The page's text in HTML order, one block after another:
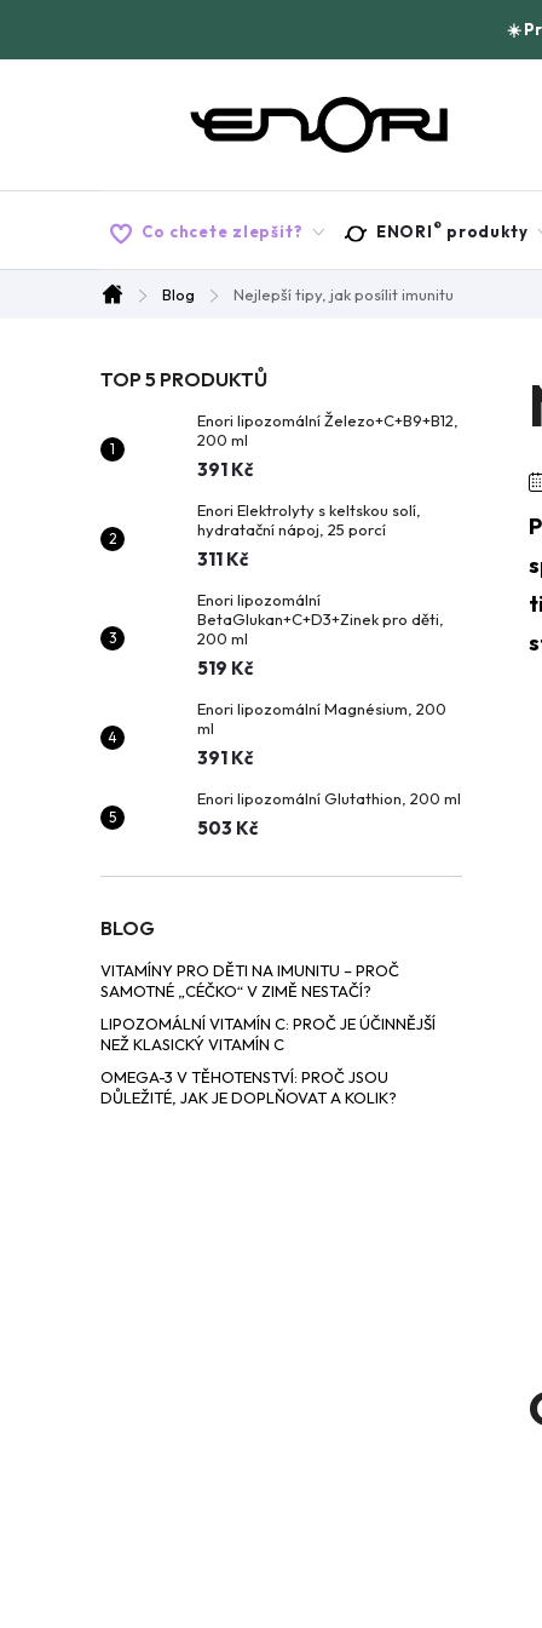
na
☀️
Co chcete zlepšit? ENORI ® produkty
Domů
Blog Nejlepší tipy, jak posílit imunitu
P
o
s
r
n
n
í
p
a
n
e
TOP 5 PRODUKTŮ
Enori lipozomální Železo+C+B9+B12,
200 ml
391 Kč
Enori Elektrolyty s keltskou solí,
hydratační nápoj, 25 porcí
311 Kč
Enori lipozomální
BetaGlukan+C+D3+Zinek pro děti,
200 ml
519 Kč
Enori lipozomální Magnésium, 200
ml
391 Kč
Enori lipozomální Glutathion, 200 ml
503 Kč
BLOG
VITAMÍNY PRO DĚTI NA IMUNITU – PROČ
SAMOTNÉ „CÉČKO“ V ZIMĚ NESTAČÍ?
LIPOZOMÁLNÍ VITAMÍN C: PROČ JE ÚČINNĚJŠÍ
NEŽ KLASICKÝ VITAMÍN C
OMEGA-3 V TĚHOTENSTVÍ: PROČ JSOU
DŮLEŽITÉ, JAK JE DOPLŇOVAT A KOLIK?